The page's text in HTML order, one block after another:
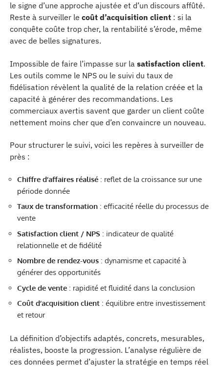
le signe d’une approche ajustée et d’un discours affûté.
Reste à surveiller le coût d’acquisition client : si la
conquête coûte trop cher, la rentabilité s’érode, même
avec de belles signatures.
Impossible de faire l’impasse sur la satisfaction client.
Les outils comme le NPS ou le suivi du taux de
fidélisation révèlent la qualité de la relation créée et la
capacité à générer des recommandations. Les
commerciaux avertis savent que garder un client coûte
nettement moins cher que d’en convaincre un nouveau.
Pour structurer le suivi, voici les repères à surveiller de
près :
Chiffre d’affaires réalisé : reflet de la croissance sur une
période donnée
Taux de transformation : efficacité réelle du processus de
vente
Satisfaction client / NPS : indicateur de qualité
relationnelle et de fidélité
Nombre de rendez-vous : dynamisme et capacité à
générer des opportunités
Cycle de vente : rapidité et fluidité dans la conclusion
Coût d’acquisition client : équilibre entre investissement
et retour
La définition d’objectifs adaptés, concrets, mesurables,
réalistes, booste la progression. L’analyse régulière de
ces données permet d’ajuster la stratégie en temps réel